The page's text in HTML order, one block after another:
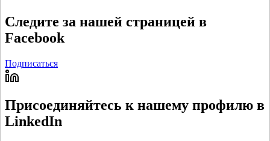
Следите за нашей страницей в
Facebook
Подписаться
Присоединяйтесь к нашему профилю в
LinkedIn